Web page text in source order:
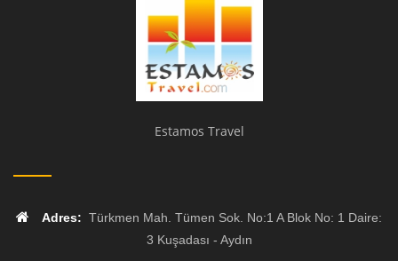
Estamos Travel
Adres: Türkmen Mah. Tümen Sok. No:1 A Blok No: 1 Daire:
3 Kuşadası - Aydın